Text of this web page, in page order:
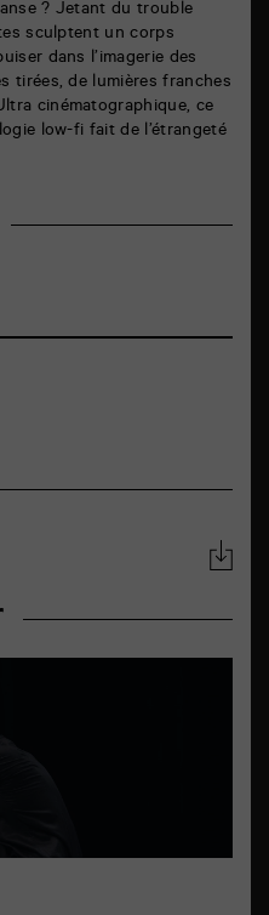
? Jetant du trouble
sculptent un corps
dans l’imagerie des
tirées, de lumières franches
cinématographique, ce
low-fi fait de l’étrangeté